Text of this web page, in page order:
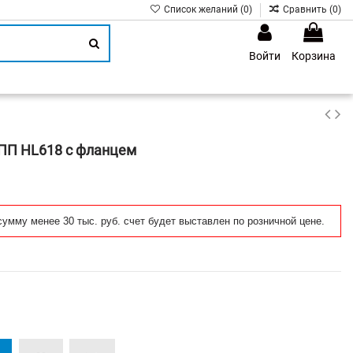
Список желаний (0) Сравнить (0)
Войти
Корзина
HL618 с фланцем
менее 30 тыс. руб. счет будет выставлен по розничной цене.